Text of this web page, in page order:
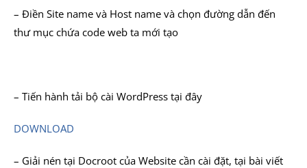
– Điền Site name và Host name và chọn đường dẫn đến
thư mục chứa code web ta mới tạo
– Tiến hành tải bộ cài WordPress tại đây
DOWNLOAD
– Giải nén tại Docroot của Website cần cài đặt, tại bài viết